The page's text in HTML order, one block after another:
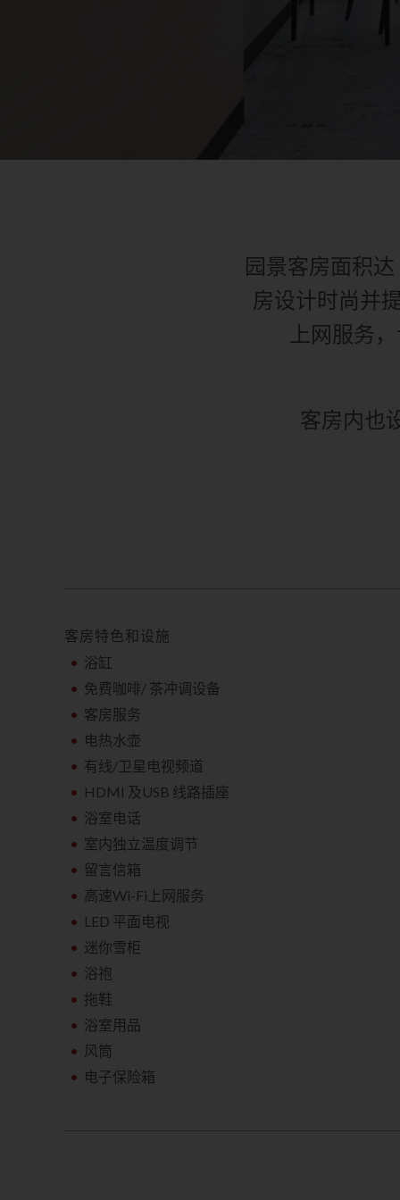
园景客房面积
房设计时尚并
上网服务
客房内也
客房特色和设施
浴缸
免费咖啡/ 茶冲调设备
客房服务
电热水壶
有线/卫星电视频道
HDMI 及USB 线路插座
浴室电话
室内独立温度调节
留言信箱
高速Wi-Fi上网服务
LED 平面电视
迷你雪柜
浴袍
拖鞋
浴室用品
风筒
电子保险箱